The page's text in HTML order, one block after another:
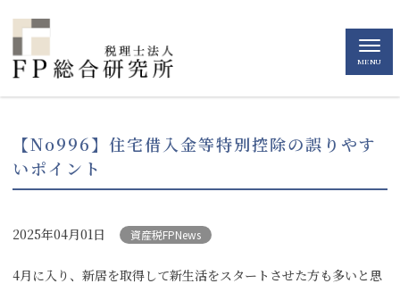
MENU
【No996】住宅借入金等特別控除の誤りやす
いポイント
2025年04月01日 資産税FPNews
4月に入り、新居を取得して新生活をスタートさせた方も多いと思